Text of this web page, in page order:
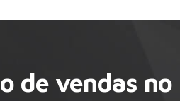
de vendas